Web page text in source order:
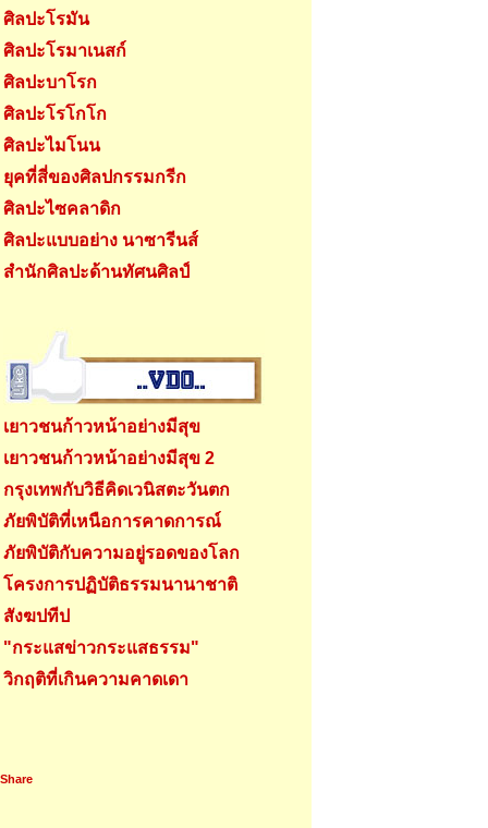
ศิลปะโรมัน
ศิลปะโรมาเนสก์
ศิลปะบาโรก
ศิลปะโรโกโก
ศิลปะไมโนน
ยุคที่สี่ของศิลปกรรมกรีก
ศิลปะไซคลาดิก
ศิลปะแบบอย่าง นาซารีนส์
สำนักศิลปะด้านทัศนศิลป์
เยาวชนก้าวหน้าอย่างมีสุข
เยาวชนก้าวหน้าอย่างมีสุข 2
กรุงเทพกับวิธีคิดเวนิสตะวันตก
ภัยพิบัติที่เหนือการคาดการณ์
ภัยพิบัติกับความอยู่รอดของโลก
โครงการปฏิบัติธรรมนานาชาติ
สังฆปทีป
"กระแสข่าวกระแสธรรม"
วิกฤติที่เกินความคาดเดา
Share